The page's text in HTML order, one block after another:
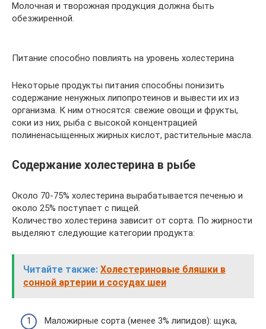
Молочная и творожная продукция должна быть
обезжиренной.
Питание способно повлиять на уровень холестерина
Некоторые продукты питания способны понизить
содержание ненужных липопротеинов и вывести их из
организма. К ним относятся: свежие овощи и фрукты,
соки из них, рыба с высокой концентрацией
полиненасыщенных жирных кислот, растительные масла.
Содержание холестерина в рыбе
Около 70-75% холестерина вырабатывается печенью и
около 25% поступает с пищей.
Количество холестерина зависит от сорта. По жирности
выделяют следующие категории продукта:
Читайте также: Холестериновые бляшки в
сонной артерии и сосудах шеи
Маложирные сорта (менее 3% липидов): щука,